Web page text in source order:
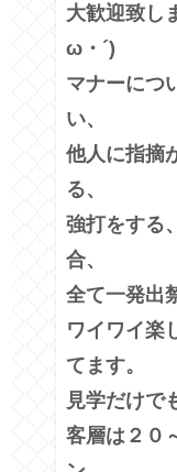
大歓迎致し
ω・´)
マナーにつ
い、
他人に指摘
る、
強打をする
合、
全て一発出
ワイワイ楽
てます。
見学だけで
客層は２０